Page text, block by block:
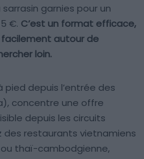
garnies pour un
€. C’est un format efficace,
facilement autour de
loin.
pied depuis l’entrée des
concentre une offre
depuis les circuits
des restaurants vietnamiens
thaï-cambodgienne,